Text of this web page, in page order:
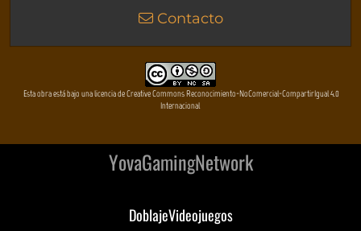
Contacto
Esta obra está bajo una licencia de Creative Commons Reconocimiento-NoComercial-CompartirIgual 4.0
Internacional
YovaGamingNetwork
DoblajeVideojuegos